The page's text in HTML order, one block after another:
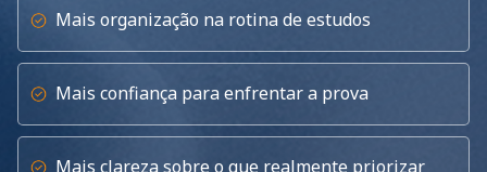
Mais organização na rotina de estudos
Mais confiança para enfrentar a prova
Mais clareza sobre o que realmente priorizar